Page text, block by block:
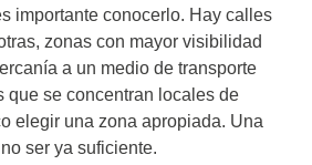
importante conocerlo. Hay calles
zonas con mayor visibilidad
a un medio de transporte
que se concentran locales de
elegir una zona apropiada. Una
ser ya suficiente.